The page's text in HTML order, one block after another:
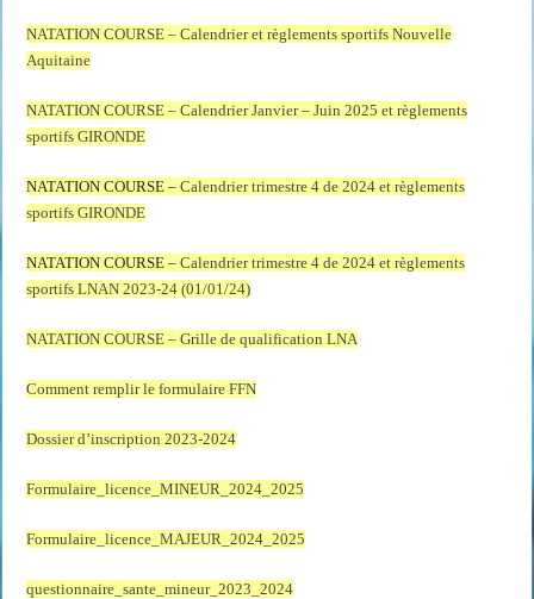
NATATION COURSE – Calendrier et règlements sportifs Nouvelle
Aquitaine
NATATION COURSE – Calendrier Janvier – Juin 2025 et règlements
sportifs GIRONDE
NATATION COURSE –Calendrier trimestre 4 de 2024 et règlements
sportifs GIRONDE
NATATION COURSE –Calendrier trimestre 4 de 2024 et règlements
sportifs LNAN 2023-24 (01/01/24)
NATATION COURSE – Grille de qualification LNA
Comment remplir le formulaire FFN
Dossier d’inscription 2023-2024
Formulaire_licence_MINEUR_2024_2025
Formulaire_licence_MAJEUR_2024_2025
questionnaire_sante_mineur_2023_2024